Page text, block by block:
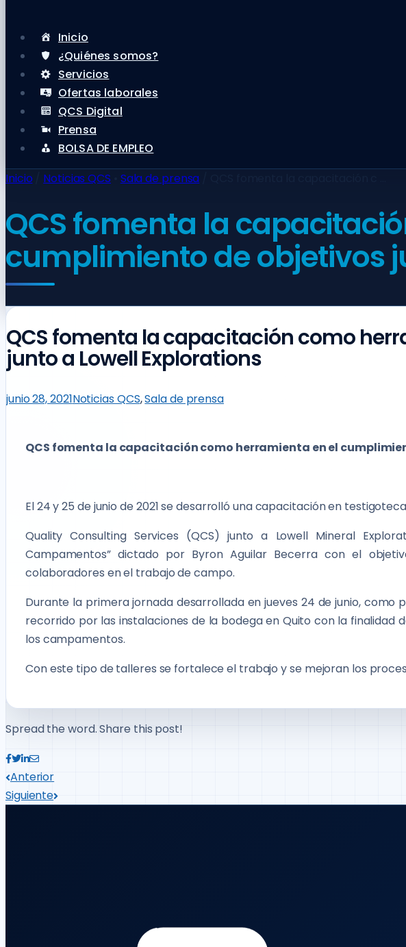
Inicio
¿Quiénes somos?
Servicios
Ofertas laborales
QCS Digital
Prensa
BOLSA DE EMPLEO
Inicio
Noticias QCS Sala de prensa
QCS fomenta la
cumplimiento de objetivos
QCS fomenta la capacitación como
junto a Lowell Explorations
junio 28, 2021Noticias QCS,Sala de prensa
QCS fomenta la capacitación como herramienta en el
El 24 y 25 de junio de 2021 se desarrolló una capacitación en
Quality Consulting Services (QCS) junto a Lowell Mineral
Campamentos” dictado por Byron Aguilar Becerra con el
colaboradores en el trabajo de campo.
Durante la primera jornada desarrollada en jueves 24 de junio,
recorrido por las instalaciones de la bodega en Quito con la
los campamentos.
Con este tipo de talleres se fortalece el trabajo y se mejoran los
Spread the word. Share this post!
Anterior
Siguiente